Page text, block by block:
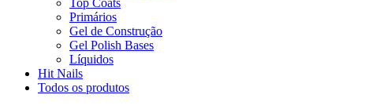
Top Coats
Primários
Gel de Construção
Gel Polish Bases
Líquidos
Hit Nails
Todos os produtos